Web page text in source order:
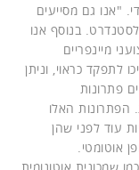
"אנו גם מסייעים
בנוסף אנו
מיינפריים
לתפקד כראוי, וניתן
פתרונות
האלו
עוד לפני שהן
אוטומטי.
שמכונית אוטונומית